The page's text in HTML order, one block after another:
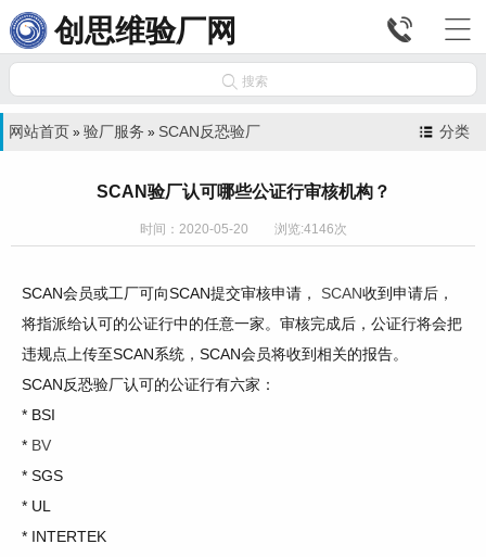
创思维验厂网 

 搜索
分类
网站首页 » 验厂服务 » SCAN反恐验厂
SCAN验厂认可哪些公证行审核机构？
时间：2020-05-20 浏览:4146次
SCAN会员或工厂可向SCAN提交审核申请 ， SCAN收到申请后，
将指派给认可的公证行中的任意一家。审核完成后，公证行将会把
违规点上传至SCAN系统， SCAN会员将收到相关的报告。
SCAN反恐验厂认可的公证行有六家 ：
* BSI
* BV
* SGS
* UL
* INTERTEK